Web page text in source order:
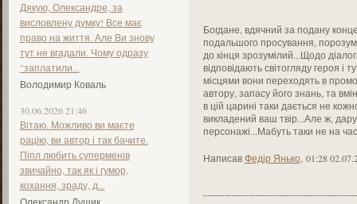
Дякую, Олександре, за
висловлену думку! Все має
право на життя. Але Ви знову
тут не вгадали. Чому одразу
"заплатили...
Володимир Коваль
30.06.2026 21:46
Вітаю. Можливо ви маєте
рацію, ви автор і так бачите.
Піпл любить суперменів
звичайно, так як і гумор,
кохання, зраду, д...
Богдане, вдячний за подану
подальшого просування,
до кінця зрозумілий...Щодо
відповідають світогляду героя і
місцями вони переходять в
автору, запасу його знань, та
в цій царині таки дається не
викладений ваш твір...Але ж,
персонажі...Мабуть таки не на
НаписавФедір Янько 01:28